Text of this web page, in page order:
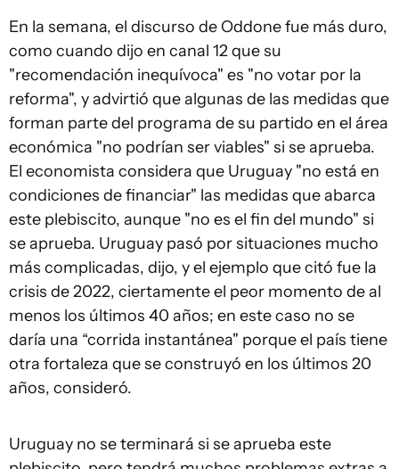
En la semana, el discurso de Oddone fue más duro,
como cuando dijo en canal 12 que su
"recomendación inequívoca" es "no votar por la
reforma", y advirtió que algunas de las medidas que
forman parte del programa de su partido en el área
económica "no podrían ser viables" si se aprueba.
El economista considera que Uruguay "no está en
condiciones de financiar" las medidas que abarca
este plebiscito, aunque "no es el fin del mundo" si
se aprueba. Uruguay pasó por situaciones mucho
más complicadas, dijo, y el ejemplo que citó fue la
crisis de 2022, ciertamente el peor momento de al
menos los últimos 40 años; en este caso no se
daría una “corrida instantánea" porque el país tiene
otra fortaleza que se construyó en los últimos 20
años, consideró.
Uruguay no se terminará si se aprueba este